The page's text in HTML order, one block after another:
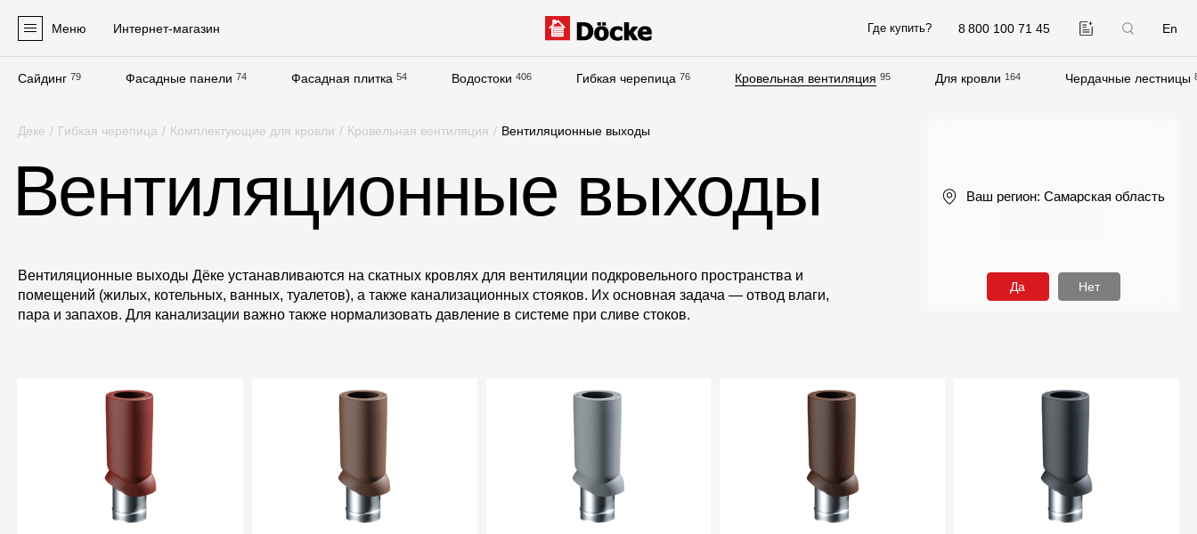
8 800 100 71 45 En
Меню Интернет-магазин Где купить?
Сайдинг 79 Фасадные панели 74 Фасадная плитка 54 Водостоки 406 Гибкая черепица 76 Кровельная вентиляция 95 Для кровли 164 Чердачные лестницы
Сайдинг
Софиты
Фасадная плитка
Комплектующие для фасадов
Однослойная черепица
Ламинированная черепица
Комплектующие к кровле
Кровельная вентиляция
Инструкции по монтажу
Технические листы
Сертификаты
Гарантии
Фото объектов
Вопрос-ответ/Faq
Сервисы
Деке / Гибкая черепица / Комплектующие для кровли / Кровельная вентиляция / Вентиляционные выходы
Вентиляционные выходы
Вентиляционные выходы Дёке устанавливаются на скатных кровлях для вентиляции подкровельного пространства и
помещений (жилых, котельных, ванных, туалетов), а также канализационных стояков. Их основная задача — отвод влаги,
пара и запахов. Для канализации важно также нормализовать давление в системе при сливе стоков.
Ваш регион: Самарская область
Да Нет